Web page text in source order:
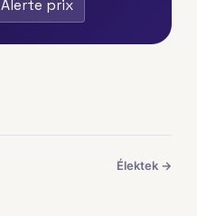
Alerte prix
Élektek →